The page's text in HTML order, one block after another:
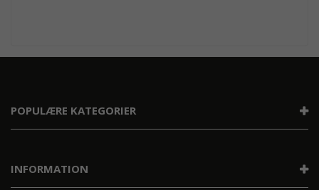
POPULÆRE KATEGORIER
INFORMATION